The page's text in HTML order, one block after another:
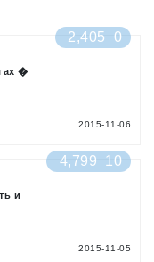
2,405
0
�
2015-11-06
4,799 10
и
2015-11-05